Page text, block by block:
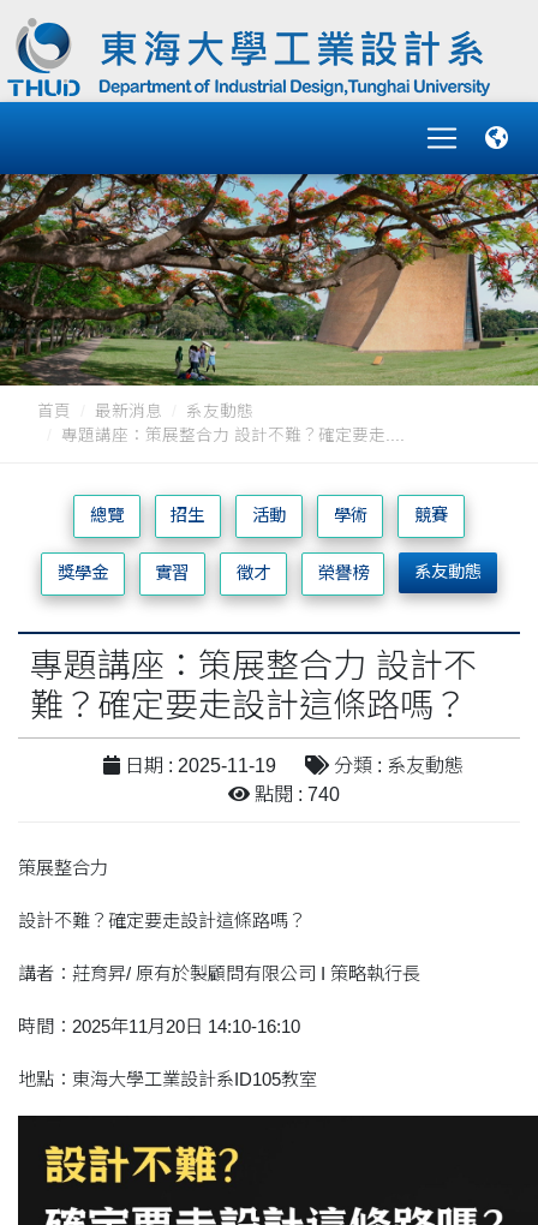
首頁 最新消息
系友動態
專題講座：策展整合力 設計不難？確定要走....
總覽 招生 活動 學術 競賽
獎學金 實習 徵才 榮譽榜 系友動態
專題講座：策展整合力 設計不
難？確定要走設計這條路嗎？
日期 : 2025-11-19
分類 : 系友動態
點閱 : 740
策展整合力
設計不難？確定要走設計這條路嗎？
講者：莊育昇/ 原有於製顧問有限公司 I 策略執行長
時間：2025年11月20日 14:10-16:10
地點：東海大學工業設計系ID105教室